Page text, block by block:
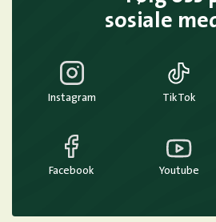
sosiale
Instagram TikTok
Facebook Youtube